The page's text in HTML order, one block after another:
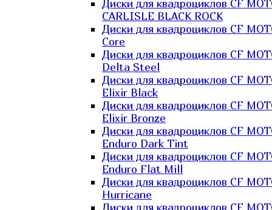
Диски для квадроциклов CF
CARLISLE BLACK ROCK
Диски для квадроциклов CF
Core
Диски для квадроциклов CF
Delta Steel
Диски для квадроциклов CF
Elixir Black
Диски для квадроциклов CF
Elixir Bronze
Диски для квадроциклов CF
Enduro Dark Tint
Диски для квадроциклов CF
Enduro Flat Mill
Диски для квадроциклов CF
Hurricane
Диски для квадроциклов CF